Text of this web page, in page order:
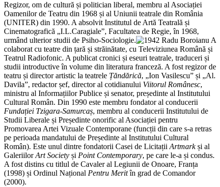
Regizor, om de cultură și politician liberal, membru al Asociației
Oamenilor de Teatru din 1968 și al Uniunii teatrale din România
(UNITER) din 1990. A absolvit Institutul de Artă Teatrală și
Cinematografică „I.L.Caragiale”, Facultatea de Regie, în 1968,
urmând ulterior studii de Psiho-Sociologie.
A
colaborat cu teatre din țară și străinătate, cu Televiziunea Română și
Teatrul Radiofonic. A publicat cronici și eseuri teatrale, traduceri și
studii introductive în volume din literatura franceză. A fost regizor de
teatru și director artistic la teatrele Țăndărică, „Ion Vasilescu” și „Al.
Davila”, redactor șef, director al cotidianului Viitorul Românesc,
ministru al Informațiilor Publice și senator, președinte al Institutului
Cultural Român. Din 1990 este membru fondator al conducerii
Fundației Tzigara-Samurcaș, membru al conducerii Institutului de
Studii Liberale și Președinte onorific al Asociației pentru
Promovarea Artei Vizuale Contemporane (funcții din care s-a retras
pe perioada mandatului de Președinte al Institutului Cultural
Român). Este unul dintre fondatorii Casei de Licitații Artmarkși al
GaleriilorArt Society și Point Contemporary, pe care le-a și condus.
A fost distins cu titlul de Cavaler al Legiunii de Onoare, Franța
(1998) și Ordinul Național Pentru Meritîn grad de Comandor
(2000).